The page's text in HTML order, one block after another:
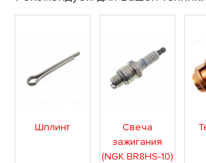
Шплинт
Свеча
зажигания
(NGK BR8HS-10)